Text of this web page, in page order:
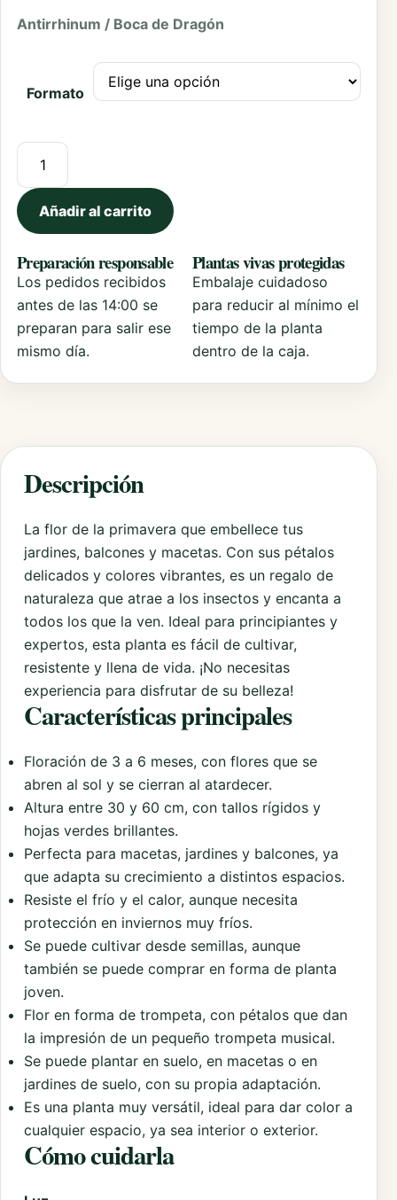
Antirrhinum / Boca de Dragón
Formato
Antirrhinum cantidad
Añadir al carrito
Preparación responsable
Los pedidos recibidos
antes de las 14:00 se
preparan para salir ese
mismo día.
Plantas vivas protegidas
Embalaje cuidadoso
para reducir al mínimo el
tiempo de la planta
dentro de la caja.
Descripción
La flor de la primavera que embellece tus
jardines, balcones y macetas. Con sus pétalos
delicados y colores vibrantes, es un regalo de
naturaleza que atrae a los insectos y encanta a
todos los que la ven. Ideal para principiantes y
expertos, esta planta es fácil de cultivar,
resistente y llena de vida. ¡No necesitas
experiencia para disfrutar de su belleza!
Características principales
Floración de 3 a 6 meses, con flores que se
abren al sol y se cierran al atardecer.
Altura entre 30 y 60 cm, con tallos rígidos y
hojas verdes brillantes.
Perfecta para macetas, jardines y balcones, ya
que adapta su crecimiento a distintos espacios.
Resiste el frío y el calor, aunque necesita
protección en inviernos muy fríos.
Se puede cultivar desde semillas, aunque
también se puede comprar en forma de planta
joven.
Flor en forma de trompeta, con pétalos que dan
la impresión de un pequeño trompeta musical.
Se puede plantar en suelo, en macetas o en
jardines de suelo, con su propia adaptación.
Es una planta muy versátil, ideal para dar color a
cualquier espacio, ya sea interior o exterior.
Cómo cuidarla